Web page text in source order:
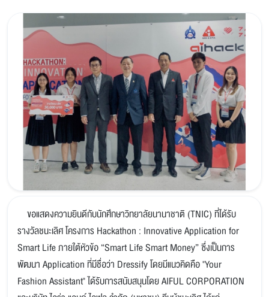
ขอแสดงความยินดีกับนักศึกษาวิทยาลัยนานาชาติ (TNIC) ที่ได้รับ
รางวัลชนะเลิศ โครงการ Hackathon : Innovative Application for
Smart Life ภายใต้หัวข้อ “Smart Life Smart Money” ซึ่งเป็นการ
พัฒนา Application ที่มีชื่อว่า Dressify โดยมีแนวคิดคือ "Your
Fashion Assistant" ได้รับการสนับสนุนโดย AIFUL CORPORATION